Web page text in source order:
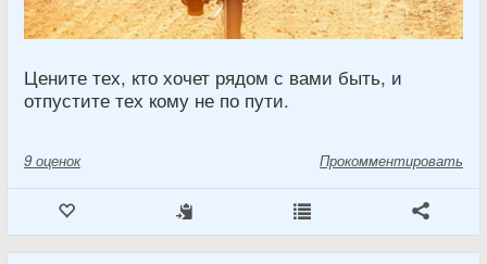
Цените тех, кто хочет рядом с вами быть, и
отпустите тех кому не по пути.
9 оценок Прокомментировать